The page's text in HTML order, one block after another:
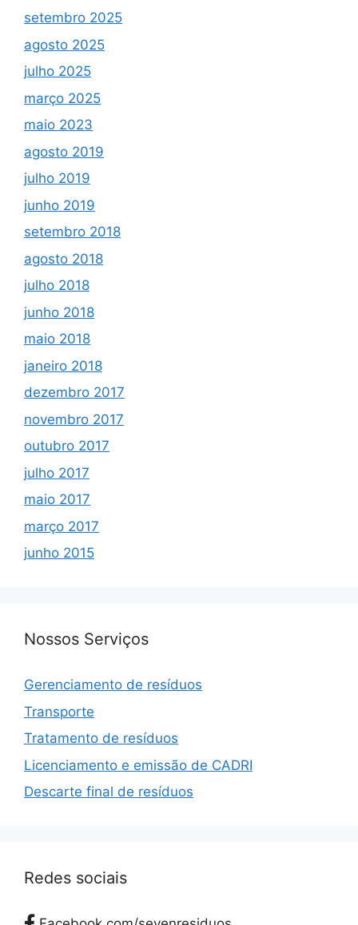
setembro 2025
agosto 2025
julho 2025
março 2025
maio 2023
agosto 2019
julho 2019
junho 2019
setembro 2018
agosto 2018
julho 2018
junho 2018
maio 2018
janeiro 2018
dezembro 2017
novembro 2017
outubro 2017
julho 2017
maio 2017
março 2017
junho 2015
Nossos Serviços
Gerenciamento de resíduos
Transporte
Tratamento de resíduos
Licenciamento e emissão de CADRI
Descarte final de resíduos
Redes sociais